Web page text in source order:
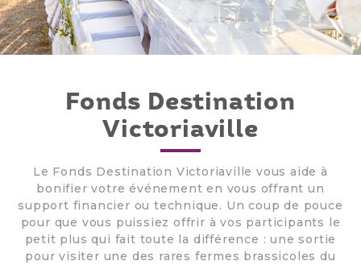
Fonds Destination
Victoriaville
Le Fonds Destination Victoriaville vous aide à
bonifier votre événement en vous offrant un
support financier ou technique. Un coup de pouce
pour que vous puissiez offrir à vos participants le
petit plus qui fait toute la différence : une sortie
pour visiter une des rares fermes brassicoles du